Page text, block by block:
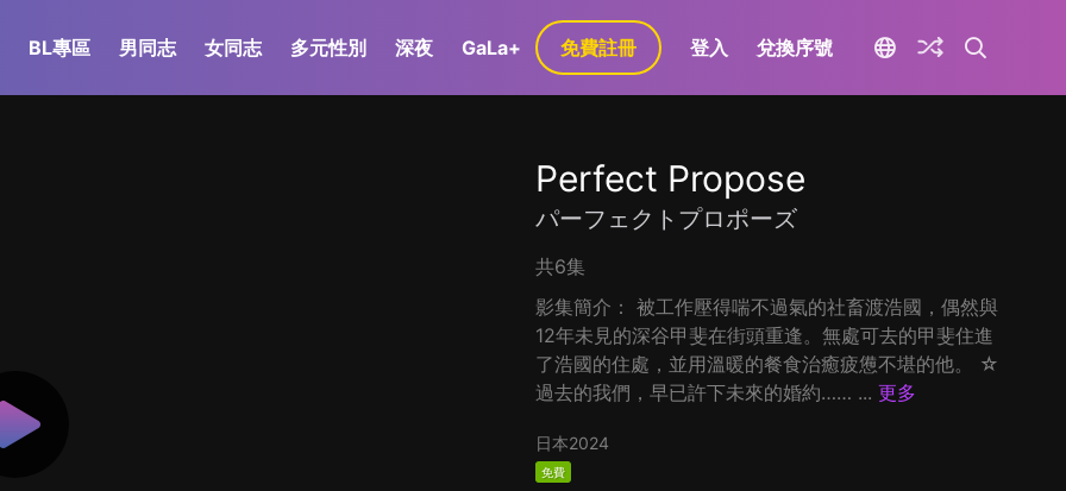
BL專區 男同志 女同志 多元性別 深夜 GaLa+ 免費註冊 登入 兌換序號
Perfect Propose
パーフェクトプロポーズ
共6集
影集簡介： 被工作壓得喘不過氣的社畜渡浩國，偶然與
12年未見的深谷甲斐在街頭重逢。無處可去的甲斐住進
了浩國的住處，並用溫暖的餐食治癒疲憊不堪的他。 ☆
過去的我們，早已許下未來的婚約…… ... 更多
日本2024
免費